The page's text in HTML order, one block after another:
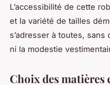
L’accessibilité de cette
et la variété de tailles
s’adresser à toutes,
ni la modestie
Choix des